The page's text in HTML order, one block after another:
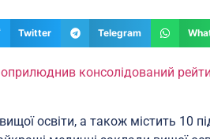
Twitter Telegram
оприлюднив консолідований
освіти, а також містить 10